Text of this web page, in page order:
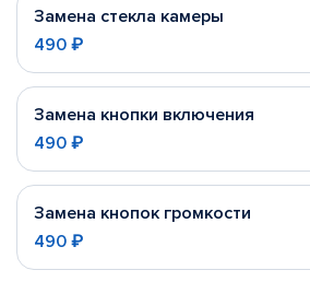
Замена стекла камеры
490 ₽
Замена кнопки включения
490 ₽
Замена кнопок громкости
490 ₽